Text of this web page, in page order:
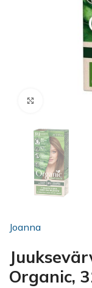
Joanna
Organic,